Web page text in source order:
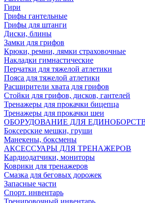
Гири
Грифы гантельные
Грифы для штанги
Диски, блины
Замки для грифов
Крюки, ремни, лямки страховочные
Накладки гимнастические
Перчатки для тяжелой атлетики
Пояса для тяжелой атлетики
Расширители хвата для грифов
Стойки для грифов, дисков, гантелей
Тренажеры для прокачки бицепца
Тренажеры для прокачки шеи
ОБОРУДОВАНИЕ ДЛЯ
Боксерские мешки, груши
Манекены, боксмены
АКСЕССУАРЫ ДЛЯ ТРЕНАЖЕРОВ
Кардиодатчики, мониторы
Коврики для тренажеров
Смазка для беговых дорожек
Запасные части
Спорт. инвентарь
Тренировочный инвентарь